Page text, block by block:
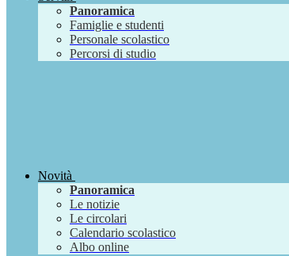
Panoramica
Famiglie e studenti
Personale scolastico
Percorsi di studio
Novità
Panoramica
Le notizie
Le circolari
Calendario scolastico
Albo online